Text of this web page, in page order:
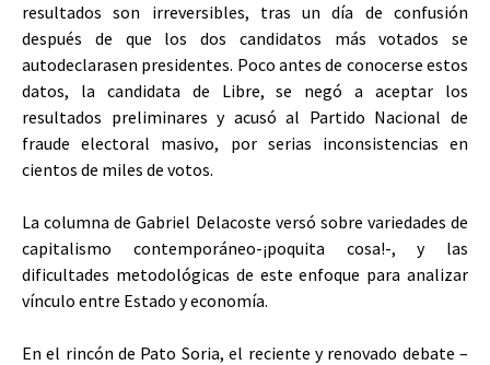
resultados son irreversibles, tras un día de confusión
después de que los dos candidatos más votados se
autodeclarasen presidentes. Poco antes de conocerse estos
datos, la candidata de Libre, se negó a aceptar los
resultados preliminares y acusó al Partido Nacional de
fraude electoral masivo, por serias inconsistencias en
cientos de miles de votos.
La columna de Gabriel Delacoste versó sobre variedades de
capitalismo contemporáneo-¡poquita cosa!-, y las
dificultades metodológicas de este enfoque para analizar
vínculo entre Estado y economía.
En el rincón de Pato Soria, el reciente y renovado debate –